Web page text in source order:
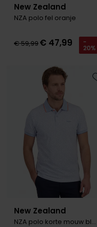
New Zealand
NZA polo fel oranje
€ 59,99€ 47,99 -
20%
New Zealand
NZA polo korte mouw blauw